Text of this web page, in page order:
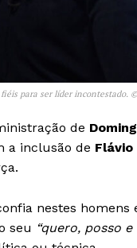
fiéis para ser líder incontestado.
de
a inclusão de
nestes homens
seu “quero, posso e